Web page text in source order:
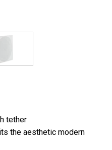
tether
the aesthetic modern